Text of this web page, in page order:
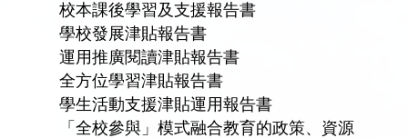
校本課後學習及支援報告書
學校發展津貼報告書
運用推廣閱讀津貼報告書
全方位學習津貼報告書
學生活動支援津貼運用報告書
「全校參與」模式融合教育的政策、資源